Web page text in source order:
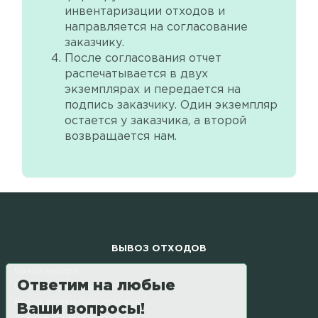
инвентаризации отходов и
направляется на согласование
заказчику.
После согласования отчет
распечатывается в двух
экземплярах и передается на
подпись заказчику. Один экземпляр
остается у заказчика, а второй
возвращается нам.
Ответим на любые
Ваши вопросы!
ВЫВОЗ ОТХОДОВ
Вывоз строительного мусора
Вывоз химических отходов